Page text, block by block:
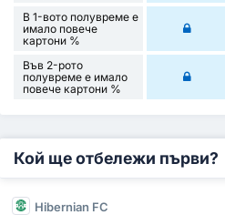
В 1-вото полувреме е
имало повече
картони %
Във 2-рото
полувреме е имало
повече картони %
Кой ще отбележи първи?
Hibernian FC